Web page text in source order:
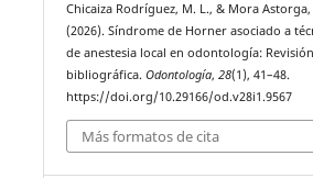
Chicaiza Rodríguez, M. L., & Mora Astorga,
(2026). Síndrome de Horner asociado a
de anestesia local en odontología: Revisión
bibliográfica.Odontología,28(1), 41–48.
https://doi.org/10.29166/od.v28i1.9567
Más formatos de cita